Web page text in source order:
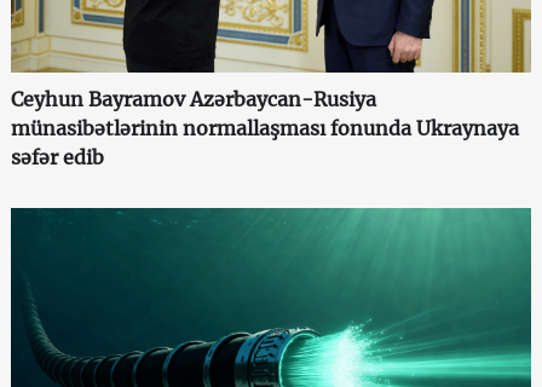
Ceyhun Bayramov Azərbaycan-Rusiya
münasibətlərinin normallaşması fonunda Ukraynaya
səfər edib